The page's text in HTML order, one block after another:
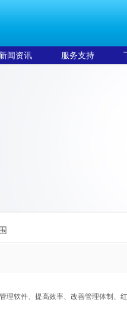
新闻资讯 服务支持
理软件、提高效率、改善管理体制、